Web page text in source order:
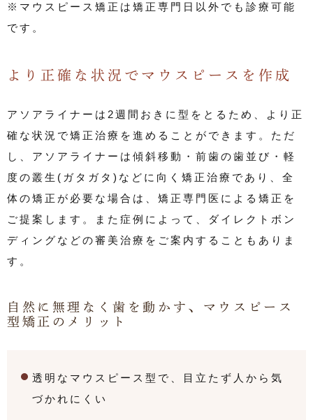
※マウスピース矯正は矯正専門日以外でも診療可能
です。
より正確な状況でマウスピースを作成
アソアライナーは2週間おきに型をとるため、より正
確な状況で矯正治療を進めることができます。ただ
し、アソアライナーは傾斜移動・前歯の歯並び・軽
度の叢生(ガタガタ)などに向く矯正治療であり、全
体の矯正が必要な場合は、矯正専門医による矯正を
ご提案します。また症例によって、ダイレクトボン
ディングなどの審美治療をご案内することもありま
す。
自然に無理なく歯を動かす、マウスピース
型矯正のメリット
透明なマウスピース型で、目立たず人から気
づかれにくい